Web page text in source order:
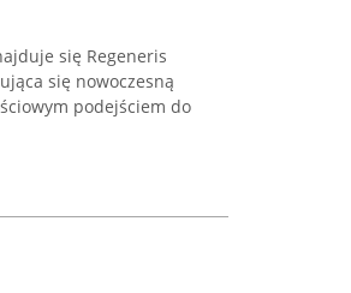
się Regeneris
się nowoczesną
podejściem do